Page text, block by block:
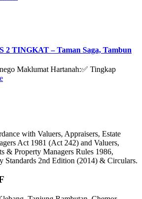
2 TINGKAT – Taman Saga, Tambun
Maklumat Hartanah:✅ Tingkap
with Valuers, Appraisers, Estate
Act 1981 (Act 242) and Valuers,
& Property Managers Rules 1986,
Standards 2nd Edition (2014) & Circulars.